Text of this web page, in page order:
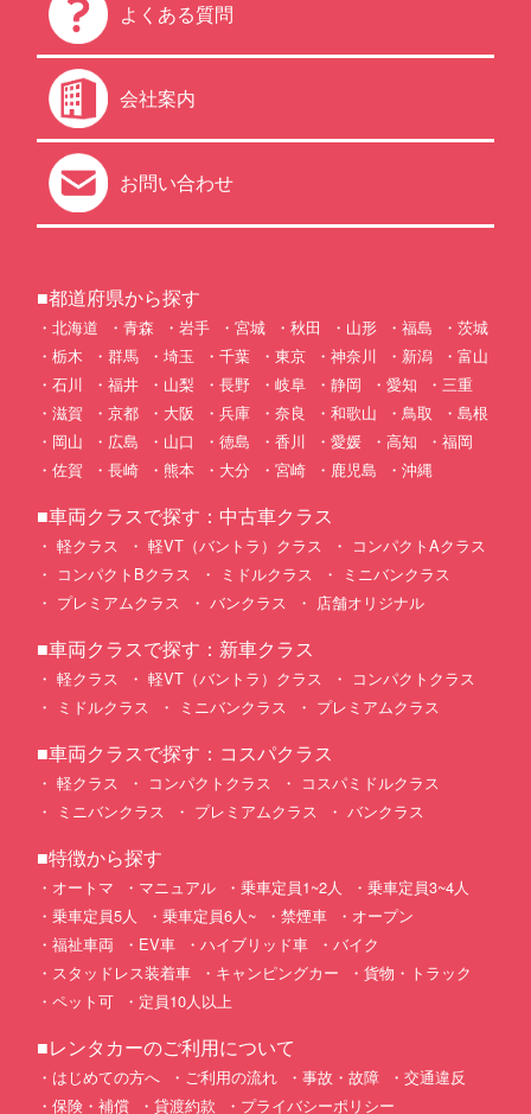
よくある質問
会社案内
お問い合わせ
■都道府県から探す
北海道 青森 岩手 宮城 秋田 山形 福島
茨城
栃木
群馬 埼玉 千葉 東京 神奈川 新潟
富山
石川
福井 山梨 長野 岐阜 静岡 愛知
三重
滋賀
京都 大阪 兵庫 奈良 和歌山 鳥取
島根
岡山
広島 山口 徳島 香川 愛媛 高知
福岡
佐賀
長崎 熊本 大分 宮崎 鹿児島 沖縄
■車両クラスで探す：中古車クラス
軽クラス 軽VT（バントラ）クラス
コンパクトAクラス
コンパクトBクラス
ミドルクラス
ミニバンクラス
プレミアムクラス
バンクラス 店舗オリジナル
■車両クラスで探す：新車クラス
軽クラス 軽VT（バントラ）クラス
コンパクトクラス
ミドルクラス
ミニバンクラス プレミアムクラス
■車両クラスで探す：コスパクラス
軽クラス コンパクトクラス
コスパミドルクラス
ミニバンクラス
プレミアムクラス バンクラス
■特徴から探す
オートマ マニュアル 乗車定員1~2人
乗車定員3~4人
乗車定員5人
乗車定員6人~ 禁煙車
オープン
福祉車両
EV車 ハイブリッド車
バイク
スタッドレス装着車
キャンピングカー
貨物・トラック
ペット可
定員10人以上
■レンタカーのご利用について
はじめての方へ ご利用の流れ 事故・故障
交通違反
保険・補償
貸渡約款 プライバシーポリシー